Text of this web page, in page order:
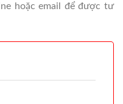
hoặc email để được tư